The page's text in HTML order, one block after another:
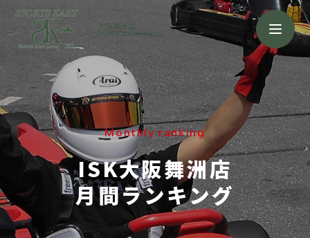
大阪舞洲店
OSAKA MAISHIMA
Monthly ranking
ISK大阪舞洲店
月間ランキング